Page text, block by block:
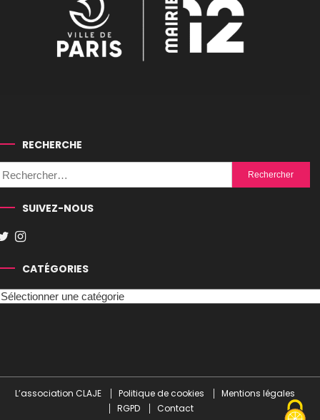
RECHERCHE
Rechercher :
SUIVEZ-NOUS
CATÉGORIES
L’association CLAJE Politique de cookies
Mentions légales
RGPD
Contact